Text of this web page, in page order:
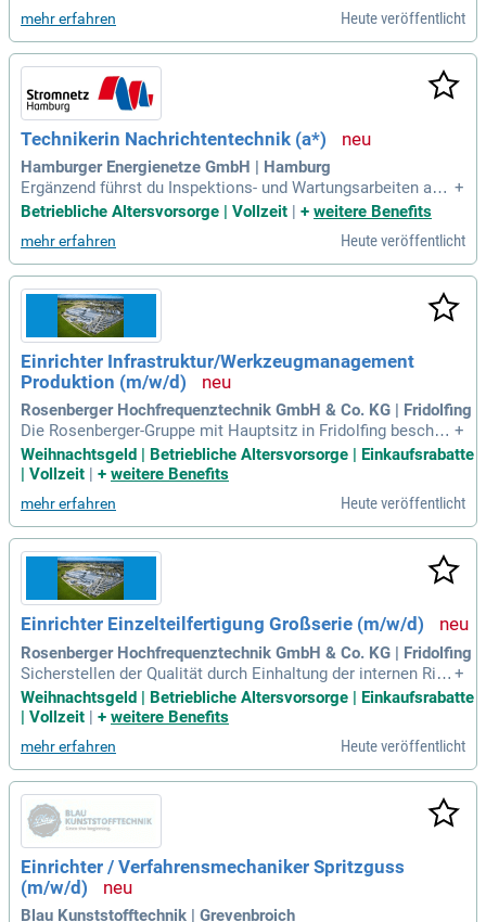
mehr erfahren Heute veröffentlicht
Technikerin Nachrichtentechnik (a*)
Hamburger Energienetze GmbH | Hamburg
Ergänzend führst du Inspektions- und Wartungsarbeiten an n
achrichtentechnischen Systemen durch und trägst mit deine
r Mitarbeit im Bereitschaftsdienst zur hohen Verfügbarkeit u
nserer Netzinfrastruktur bei.
+
Betriebliche Altersvorsorge | Vollzeit | + weitere Benefits
mehr erfahren Heute veröffentlicht
Einrichter Infrastruktur/Werkzeugmanagement
Produktion (m/w/d)
Rosenberger Hochfrequenztechnik GmbH & Co. KG | Fridolfing
Die Rosenberger-Gruppe mit Hauptsitz in Fridolfing beschäft
igt weltweit über 15.500 Mitarbeiter*innen an verschiedenen
Standorten. Sie suchen eine technische Fachkraft mit einer
Werkzeugmacher. Zu Ihren Aufgaben gehören das selbststä
ndige Herstellen und Prüfen von Werkzeugen, sowie die Qua
litätskontrolle. Auch das manuelle und CNC-gesteuerte Schl
eifen ist Teil Ihres Verantwortungsbereichs. Wartungsarbeit
en der Maschinen und die Erstellung von Fertigungsunterlag
en runden Ihr Aufgabenspektrum ab. Bei Interesse an einem
dynamischen Arbeitsumfeld und innovativen Projekten, freu
en wir uns auf Ihre Bewerbung.
+
Weihnachtsgeld | Betriebliche Altersvorsorge | Einkaufsrabatte
| Vollzeit
+ weitere Benefits
mehr erfahren Heute veröffentlicht
Einrichter Einzelteilfertigung Großserie (m/w/d)
Rosenberger Hochfrequenztechnik GmbH & Co. KG | Fridolfing
Sicherstellen der Qualität durch Einhaltung der internen Rich
tlinien; Permanente Überprüfung der Fertigungsprozesse, Er
kennen und Analysieren von Prozessproblemen; Instandsetz
liche Zuständigkeit für die eingerichteten
+
Weihnachtsgeld | Betriebliche Altersvorsorge | Einkaufsrabatte
| Vollzeit | + weitere Benefits
mehr erfahren Heute veröffentlicht
Einrichter / Verfahrensmechaniker Spritzguss
(m/w/d)
Blau Kunststofftechnik | Grevenbroich